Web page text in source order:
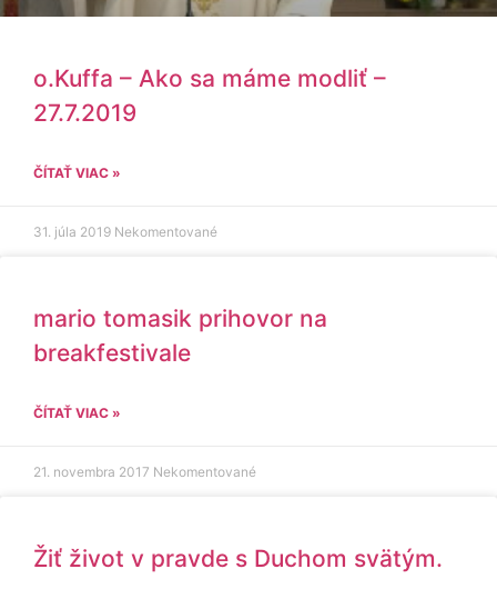
o.Kuffa – Ako sa máme modliť –
27.7.2019
ČÍTAŤ VIAC »
31. júla 2019 Nekomentované
mario tomasik prihovor na
breakfestivale
ČÍTAŤ VIAC »
21. novembra 2017 Nekomentované
Žiť život v pravde s Duchom svätým.